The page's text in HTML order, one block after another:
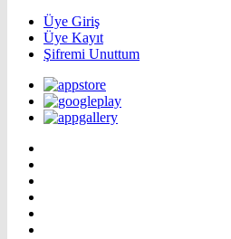
Üye Giriş
Üye Kayıt
Şifremi Unuttum